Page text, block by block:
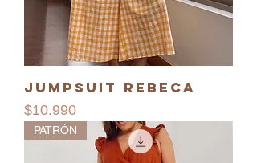
Jumpsuit Rebeca
Precio
$10.990
PATRÓN